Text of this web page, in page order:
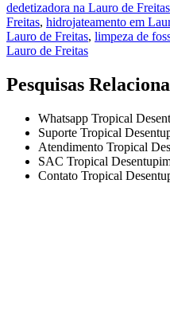
dedetizadora na Lauro de Freitas
Freitas, hidrojateamento em
Lauro de Freitas, limpeza de
Lauro de Freitas
Pesquisas
Whatsapp Tropical
Suporte Tropical
Atendimento Tropical
SAC Tropical
Contato Tropical